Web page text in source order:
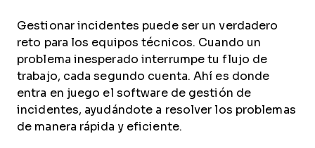
Gestionar incidentes puede ser un verdadero
reto para los equipos técnicos. Cuando un
problema inesperado interrumpe tu flujo de
trabajo, cada segundo cuenta. Ahí es donde
entra en juego el software de gestión de
incidentes, ayudándote a resolver los problemas
de manera rápida y eficiente.